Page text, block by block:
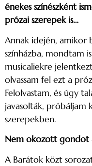
énekes színészként
prózai szerepek is…
Annak idején, amikor
színházba, mondtam
musicaliekre
olvassam fel ezt a
Felolvastam, és úgy
javasolták, próbáljam
szerepekben.
Nem okozott gondot
A Barátok közt